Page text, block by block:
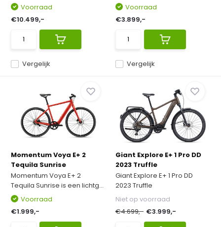
Vergelijk
Voorraad
€10.499,-
Vergelijk
Voorraad
€3.899,-
Momentum Voya E+ 2
Tequila Sunrise
Momentum Voya E+ 2
Tequila Sunrise is een lichtg...
Voorraad
€1.999,-
Giant Explore E+ 1 Pro DD
2023 Truffle
Giant Explore E+ 1 Pro DD
2023 Truffle
Niet op voorraad
€4.699,- €3.999,-